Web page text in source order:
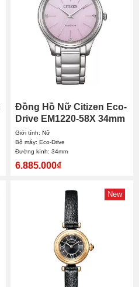
Đồng Hồ Nữ Citizen Eco-
Drive EM1220-58X 34mm
Giới tính: Nữ
Bộ máy: Eco-Drive
Đường kính: 34mm
6.885.000₫
New